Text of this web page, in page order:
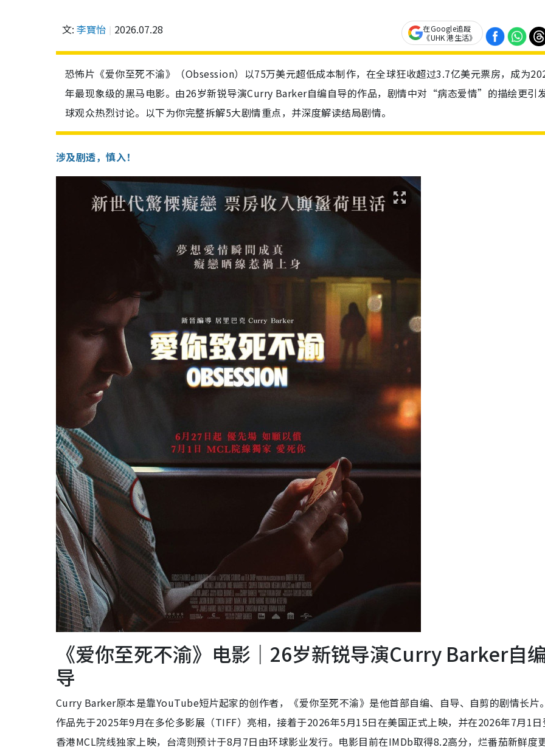
文: 李寶怡 2026.07.28
在Google追蹤
《UHK 港生活》
恐怖片《爱你至死不渝》（Obsession）以75万美元超低成本制作，在全球狂收超过3.7亿美元票房，成为
年最现象级的黑马电影。由26岁新锐导演Curry Barker自编自导的作品，剧情中对“病态爱情”的描绘更引
球观众热烈讨论。以下为你完整拆解5大剧情重点，并深度解读结局剧情。
涉及剧透，慎入！
《爱你至死不渝》电影｜26岁新锐导演Curry Barker自
导
Curry Barker原本是靠YouTube短片起家的创作者，《爱你至死不渝》是他首部自编、自导、自剪的剧情长片
作品先于2025年9月在多伦多影展（TIFF）亮相，接着于2026年5月15日在美国正式上映，并在2026年7月1日
香港MCL院线独家上映，台湾则预计于8月7日由环球影业发行。电影目前在IMDb取得8.2高分，烂番茄新鲜度